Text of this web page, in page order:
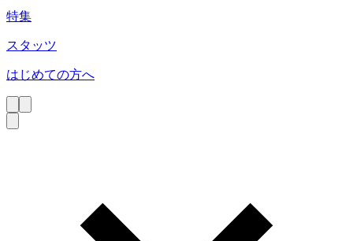
特集
スタッツ
はじめての方へ